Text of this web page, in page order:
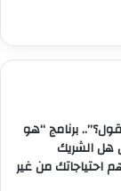
برنامج “هو
الشريك
احتياجاتك من غير